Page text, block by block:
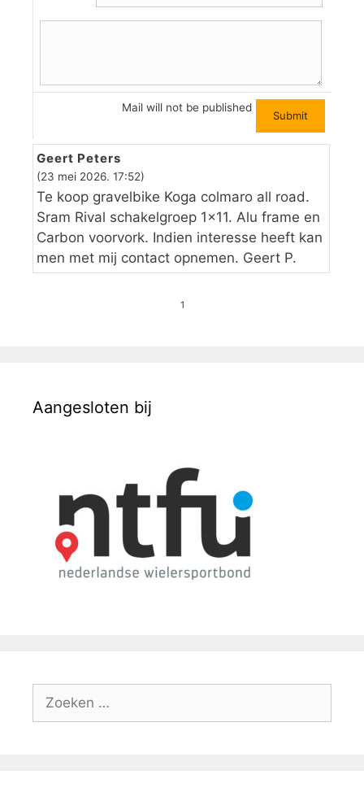
Mail will not be published
Geert Peters
(23 mei 2026. 17:52)
Te koop gravelbike Koga colmaro all road.
Sram Rival schakelgroep 1×11. Alu frame en
Carbon voorvork. Indien interesse heeft kan
men met mij contact opnemen. Geert P.
1
Aangesloten bij